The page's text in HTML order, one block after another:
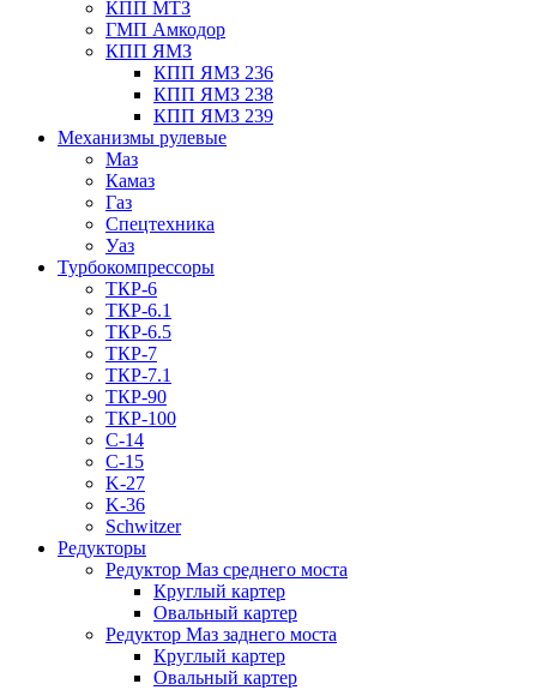
КПП МТЗ
ГМП Амкодор
КПП ЯМЗ
КПП ЯМЗ 236
КПП ЯМЗ 238
КПП ЯМЗ 239
Механизмы рулевые
Маз
Камаз
Газ
Спецтехника
Уаз
Турбокомпрессоры
ТКР-6
ТКР-6.1
ТКР-6.5
ТКР-7
ТКР-7.1
ТКР-90
ТКР-100
C-14
C-15
K-27
K-36
Schwitzer
Редукторы
Редуктор Маз среднего моста
Круглый картер
Овальный картер
Редуктор Маз заднего моста
Круглый картер
Овальный картер